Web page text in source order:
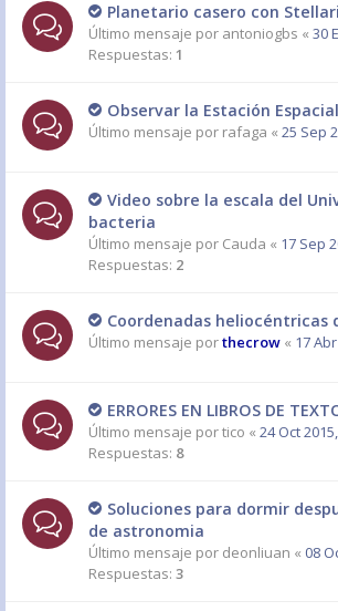
Planetario casero con
Último mensaje por antoniogbs « 30
Respuestas: 1
Observar la Estación
Último mensaje por rafaga « 25 Sep
Video sobre la escala del
bacteria
Último mensaje por Cauda « 17 Sep
Respuestas: 2
Coordenadas heliocéntricas
Último mensaje porthecrow « 17
ERRORES EN LIBROS DE
Último mensaje portico « 24 Oct
Respuestas: 8
Soluciones para dormir
de astronomia
Último mensaje por deonliuan « 08
Respuestas: 3